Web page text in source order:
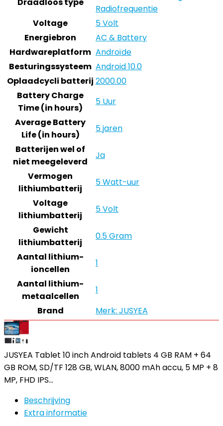
Radiofrequentie
Voltage
5 Volt
Energiebron
AC & Battery
Hardwareplatform Androïde
Besturingssysteem Android 10.0
Oplaadcycli batterij 2000.00
Battery Charge
Time (in hours)
5 Uur
Average Battery
Life (in hours)
5 jaren
Batterijen wel of
niet meegeleverd
Ja
Vermogen
lithiumbatterij
5 Watt-uur
Voltage
lithiumbatterij
5 Volt
Gewicht
lithiumbatterij
0.5 Gram
Aantal lithium-
ioncellen
1
Aantal lithium-
metaalcellen
1
Brand
Merk: JUSYEA
JUSYEA Tablet 10 inch Android tablets 4 GB RAM + 64
GB ROM, SD/TF 128 GB, WLAN, 8000 mAh accu, 5 MP + 8
MP, FHD IPS…
Beschrijving
Extra informatie